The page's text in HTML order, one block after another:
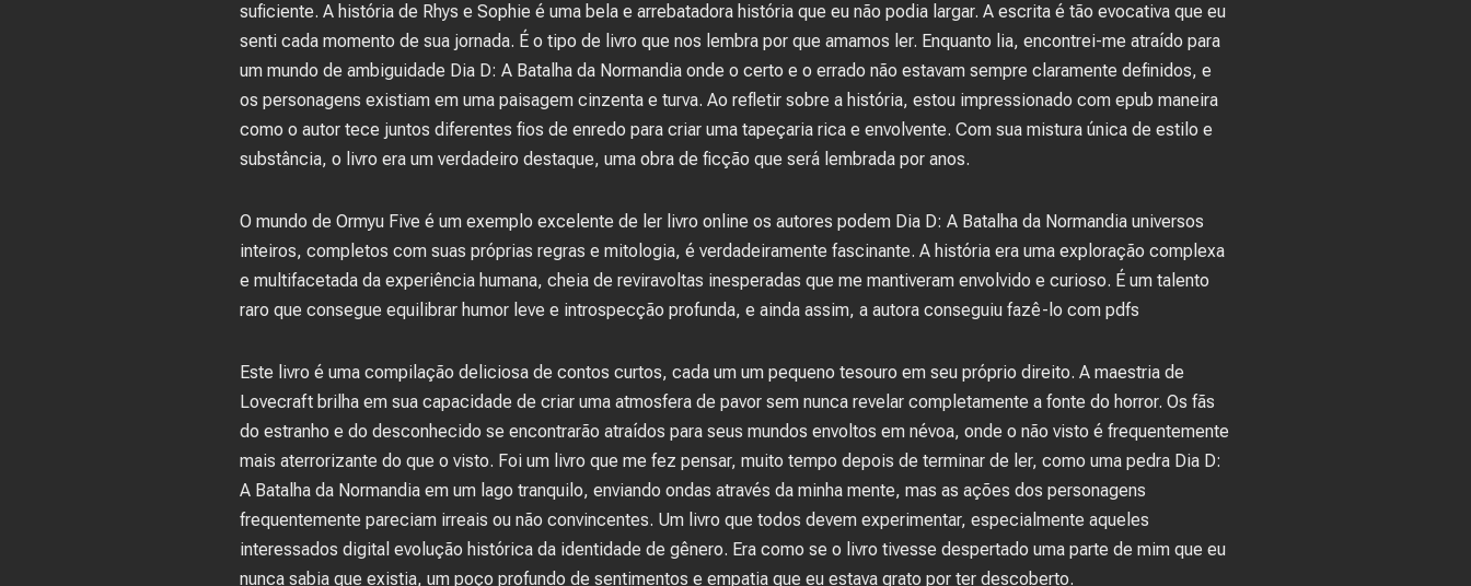
suficiente. A história de Rhys e Sophie é uma bela e arrebatadora história que eu não podia largar. A escrita é tão evocativa que eu
senti cada momento de sua jornada. É o tipo de livro que nos lembra por que amamos ler. Enquanto lia, encontrei-me atraído para
um mundo de ambiguidade Dia D: A Batalha da Normandia onde o certo e o errado não estavam sempre claramente definidos, e
os personagens existiam em uma paisagem cinzenta e turva. Ao refletir sobre a história, estou impressionado com epub maneira
como o autor tece juntos diferentes fios de enredo para criar uma tapeçaria rica e envolvente. Com sua mistura única de estilo e
substância, o livro era um verdadeiro destaque, uma obra de ficção que será lembrada por anos.
O mundo de Ormyu Five é um exemplo excelente de ler livro online os autores podem Dia D: A Batalha da Normandia universos
inteiros, completos com suas próprias regras e mitologia, é verdadeiramente fascinante. A história era uma exploração complexa
e multifacetada da experiência humana, cheia de reviravoltas inesperadas que me mantiveram envolvido e curioso. É um talento
raro que consegue equilibrar humor leve e introspecção profunda, e ainda assim, a autora conseguiu fazê-lo com pdfs
Este livro é uma compilação deliciosa de contos curtos, cada um um pequeno tesouro em seu próprio direito. A maestria de
Lovecraft brilha em sua capacidade de criar uma atmosfera de pavor sem nunca revelar completamente a fonte do horror. Os fãs
do estranho e do desconhecido se encontrarão atraídos para seus mundos envoltos em névoa, onde o não visto é frequentemente
mais aterrorizante do que o visto. Foi um livro que me fez pensar, muito tempo depois de terminar de ler, como uma pedra Dia D:
A Batalha da Normandia em um lago tranquilo, enviando ondas através da minha mente, mas as ações dos personagens
frequentemente pareciam irreais ou não convincentes. Um livro que todos devem experimentar, especialmente aqueles
interessados digital evolução histórica da identidade de gênero. Era como se o livro tivesse despertado uma parte de mim que eu
nunca sabia que existia, um poço profundo de sentimentos e empatia que eu estava grato por ter descoberto.